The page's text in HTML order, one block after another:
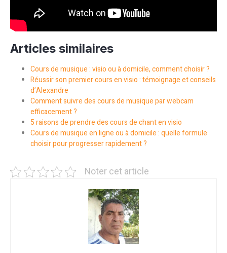
Articles similaires
Cours de musique : visio ou à domicile, comment choisir ?
Réussir son premier cours en visio : témoignage et conseils
d’Alexandre
Comment suivre des cours de musique par webcam
efficacement ?
5 raisons de prendre des cours de chant en visio
Cours de musique en ligne ou à domicile : quelle formule
choisir pour progresser rapidement ?
Noter cet article